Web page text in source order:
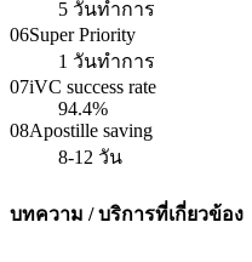
5 วันทำการ
06Super Priority
1 วันทำการ
07iVC success rate
94.4%
08Apostille saving
8-12 วัน
บทความ / บริการที่เกี่ยวข้อง